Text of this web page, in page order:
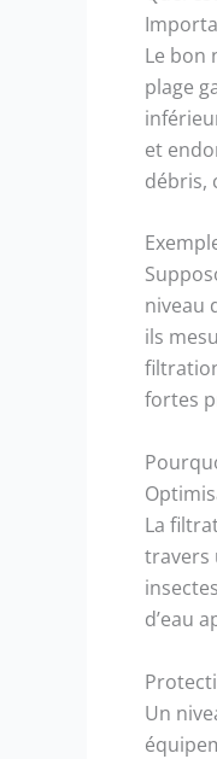
Le bon
plage
et
débris,
niveau
ils
fortes
La
travers
d’eau
Un